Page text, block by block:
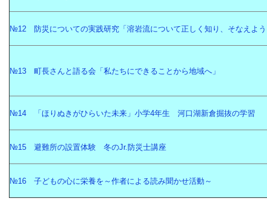
№12 防災についての実践研究「溶岩流について正しく知り、そなえよ
№13 町長さんと語る会「私たちにできることから地域へ」
№14 「ほりぬきがひらいた未来」小学4年生 河口湖新倉掘抜の学習
№15 避難所の設置体験 冬のJr.防災士講座
№16 子どもの心に栄養を～作者による読み聞かせ活動～